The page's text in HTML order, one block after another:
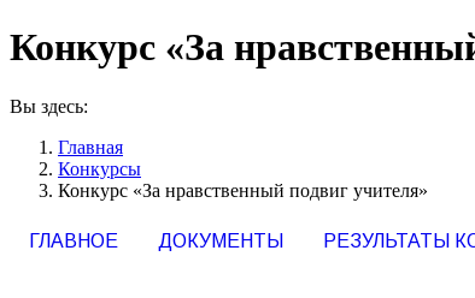
Конкурс «За
Вы здесь:
Главная
Конкурсы
Конкурс «За нравственный подвиг учителя»
ГЛАВНОЕ ДОКУМЕНТЫ РЕЗУЛЬТАТЫ